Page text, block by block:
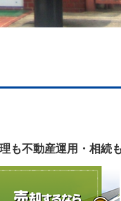
も不動産運用・相続も